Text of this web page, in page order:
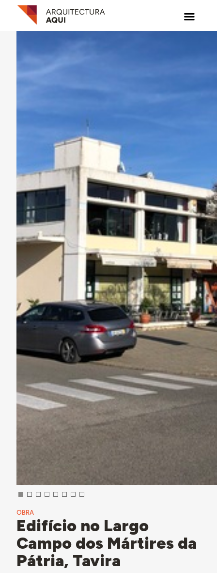
OBRA
Edifício no Largo
Campo dos Mártires da
Pátria, Tavira